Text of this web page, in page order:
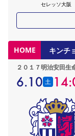
セレッソ大阪
HOME キンチ
２０１７明治安田生
6.10 土